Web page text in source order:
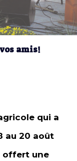
amis!
qui a
au 20 août
offert une